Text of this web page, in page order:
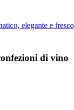
elegante e
di vino